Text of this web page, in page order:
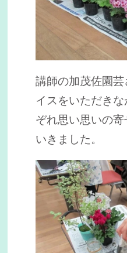
講師の加茂佐園
イスをいただき
ぞれ思い思いの
いきました。